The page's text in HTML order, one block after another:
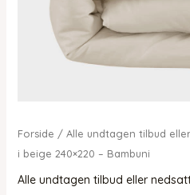
Forside / Alle undtagen tilbud
i beige 240×220 – Bambuni
Alle undtagen tilbud eller